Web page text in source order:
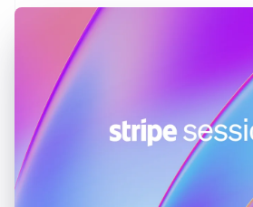
English
Irland
English
Italien
Italiano
Japan